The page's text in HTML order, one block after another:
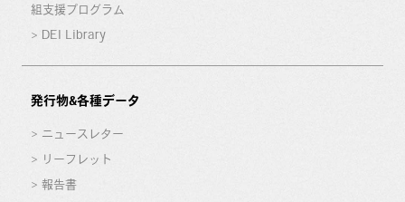
組支援プログラム
DEI Library
発行物&各種データ
ニュースレター
リーフレット
報告書